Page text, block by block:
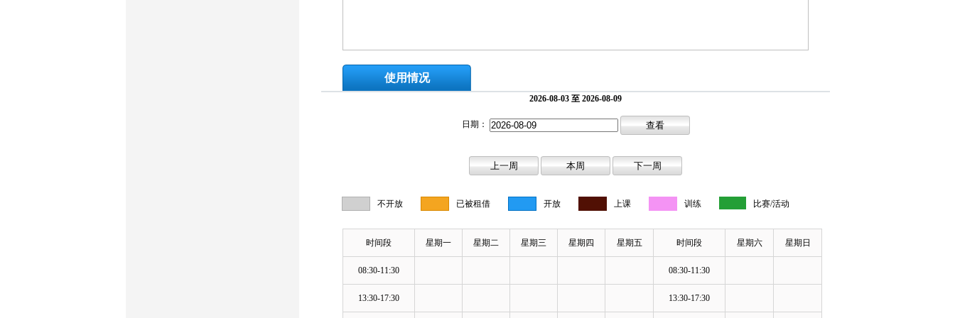
使用情况
2026-08-03 至 2026-08-09
日期：
不开放 已被租借 开放 上课 训练 比赛/活动
时间段 星期一 星期二 星期三 星期四 星期五 时间段 星期六 星期日
08:30-11:30 08:30-11:30
13:30-17:30 13:30-17:30